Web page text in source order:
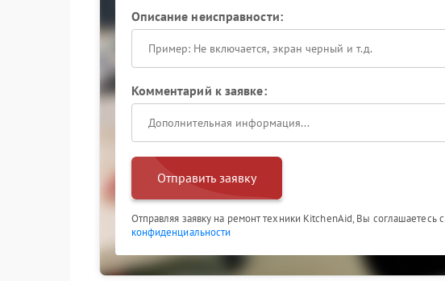
Описание неисправности:
Комментарий к заявке:
Отправить заявку
Отправляя заявку на ремонт техники KitchenAid, Вы соглашаетесь с
конфиденциальности